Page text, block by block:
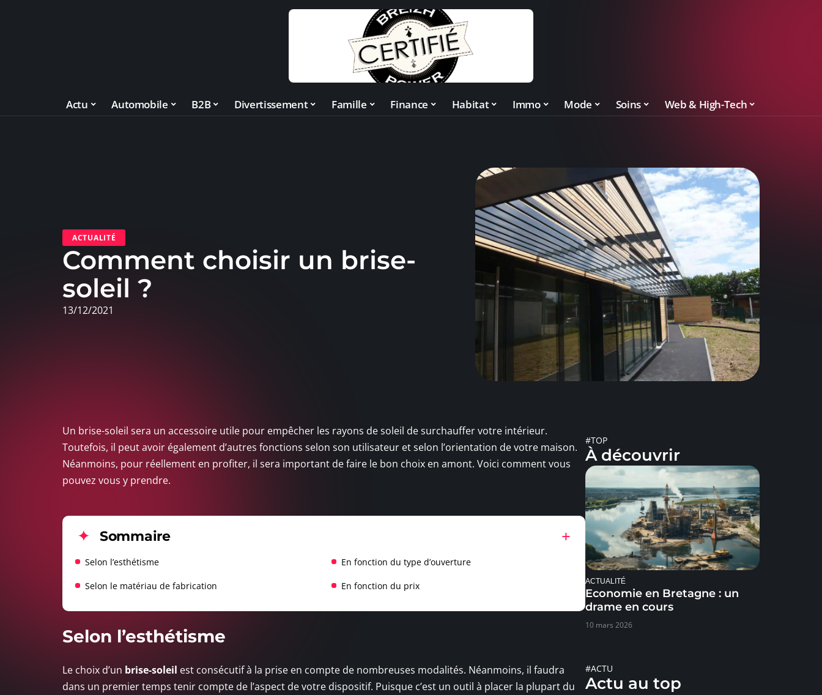
Actu Automobile B2B Divertissement Famille Finance Habitat Immo Mode Soins Web & High-Tech
ACTUALITÉ
Comment choisir un brise-
soleil ?
13/12/2021
Un brise-soleil sera un accessoire utile pour empêcher les rayons de soleil de surchauffer votre intérieur.
Toutefois, il peut avoir également d’autres fonctions selon son utilisateur et selon l’orientation de votre maison.
Néanmoins, pour réellement en profiter, il sera important de faire le bon choix en amont. Voici comment vous
pouvez vous y prendre.
Sommaire
Selon l’esthétisme En fonction du type d’ouverture
Selon le matériau de fabrication En fonction du prix
Selon l’esthétisme
Le choix d’un brise-soleil est consécutif à la prise en compte de nombreuses modalités. Néanmoins, il faudra
dans un premier temps tenir compte de l’aspect de votre dispositif. Puisque c’est un outil à placer la plupart du
#TOP
À découvrir
ACTUALITÉ
Economie en Bretagne : un
drame en cours
10 mars 2026
#ACTU
Actu au top